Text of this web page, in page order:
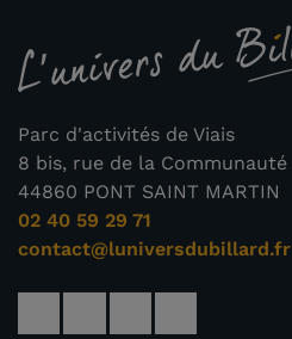
Parc d'activités de Viais
8 bis, rue de la Communauté
44860 PONT SAINT MARTIN
02 40 59 29 71
contact@luniversdubillard.fr